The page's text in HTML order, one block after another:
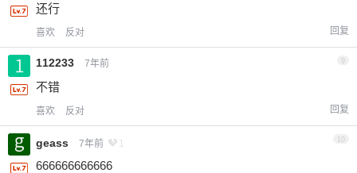
还行
喜欢 反对 回复
112233 7年前 9
不错
喜欢 反对 回复
geass 7年前 1
666666666666